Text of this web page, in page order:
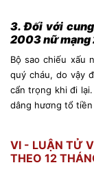
3. Đối với
2003 nữ mạng
Bộ sao chiếu xấu
quý cháu, do vậy
cẩn trọng khi đi
dâng hương tổ
VI - LUẬN TỬ
THEO 12